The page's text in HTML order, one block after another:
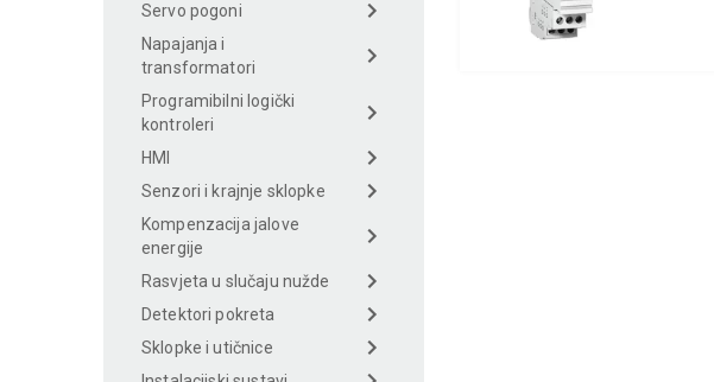
Servo pogoni
Napajanja i
transformatori
Programibilni logički
kontroleri
HMI
Senzori i krajnje sklopke
Kompenzacija jalove
energije
Rasvjeta u slučaju nužde
Detektori pokreta
Sklopke i utičnice